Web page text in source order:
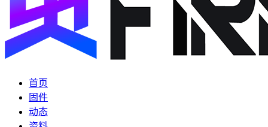
首页
固件
动态